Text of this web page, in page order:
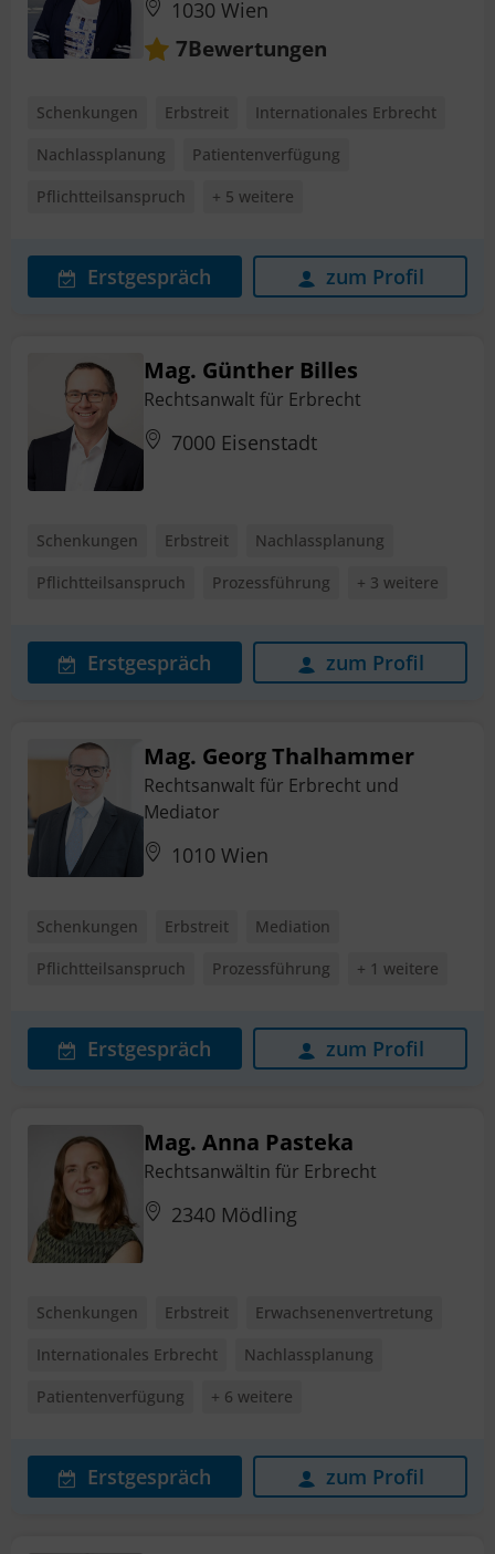
1030 Wien
7Bewertungen
Schenkungen Erbstreit
Internationales Erbrecht
Nachlassplanung
Patientenverfügung
Pflichtteilsanspruch
+ 5 weitere
Erstgespräch zum Profil
Mag. Günther Billes
Rechtsanwalt für Erbrecht
7000 Eisenstadt
Schenkungen Erbstreit
Nachlassplanung
Pflichtteilsanspruch
Prozessführung + 3 weitere
Erstgespräch zum Profil
Mag. Georg Thalhammer
Rechtsanwalt für Erbrecht und
Mediator
1010 Wien
Schenkungen Erbstreit
Mediation
Pflichtteilsanspruch
Prozessführung + 1 weitere
Erstgespräch zum Profil
Mag. Anna Pasteka
Rechtsanwältin für Erbrecht
2340 Mödling
Schenkungen Erbstreit
Erwachsenenvertretung
Internationales Erbrecht
Nachlassplanung
Patientenverfügung
+ 6 weitere
Erstgespräch zum Profil